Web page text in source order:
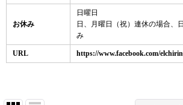
お休み
日曜日
日、月曜日（祝）連休の場合、
み
URL https://www.facebook.com/